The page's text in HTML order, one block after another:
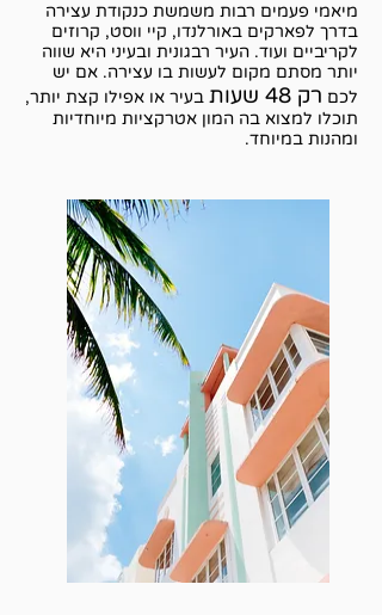
מיאמי פעמים רבות משמשת כנקודת עצירה
בדרך לפארקים באורלנדו, קיי ווסט, קרוזים
לקריביים ועוד. העיר רבגונית ובעיני היא שווה
יותר מסתם מקום לעשות בו עצירה. אם יש
לכם רק 48 שעות
בעיר או אפילו קצת יותר,
תוכלו למצוא בה המון אטרקציות מיוחדיות
ומהנות במיוחד.